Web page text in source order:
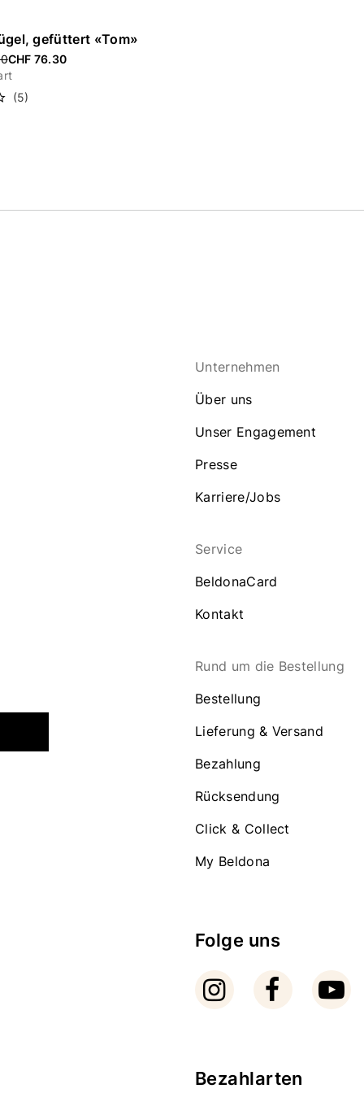
gefüttert «Tom»
from
CHF 76.30
(5)
Unternehmen
Über uns
Unser Engagement
Presse
Karriere/Jobs
Service
BeldonaCard
Kontakt
Rund um die Bestellung
Bestellung
Lieferung & Versand
Bezahlung
Rücksendung
Click & Collect
My Beldona
Folge uns
Bezahlarten